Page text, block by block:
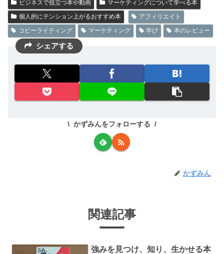
ビジネスで役立つ本や動画
マーケティングについて学べる本
個人的にテンション上がるおすすめ本
アフィリエイト
コピーライティング
マーケティング 学び 本のレビュー
シェアする
かずみんをフォローする
かずみん
関連記事
強みを見つけ、知り、生かせる本